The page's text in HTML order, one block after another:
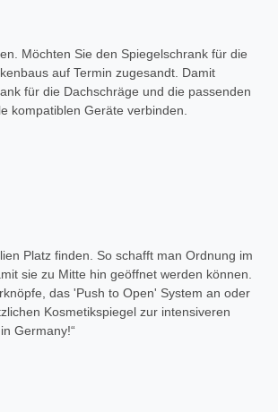
Möchten Sie den Spiegelschrank für die
auf Termin zugesandt. Damit
für die Dachschräge und die passenden
kompatiblen Geräte verbinden.
Platz finden. So schafft man Ordnung im
sie zu Mitte hin geöffnet werden können.
das 'Push to Open' System an oder
Kosmetikspiegel zur intensiveren
Germany!“